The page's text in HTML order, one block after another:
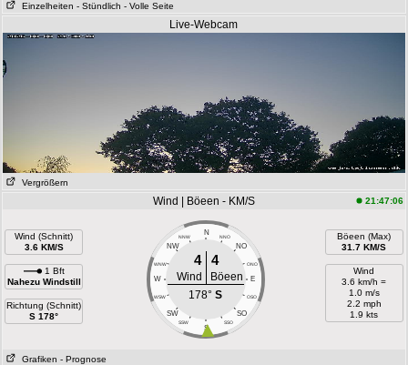
Einzelheiten - Stündlich - Volle Seite
Live-Webcam
Vergrößern
Wind | Böeen - KM/S 21:47:06
Wind (Schnitt)
3.6 KM/S
1 Bft
Nahezu Windstill
Richtung (Schnitt)
S 178°
N
NNW NNO
NW NO
WNW ONO
W E
WSW OSO
SW SO
SSW SSO
S
4 4
Wind
Böeen
178°S
Böeen (Max)
31.7 KM/S
Wind
3.6 km/h =
1.0 m/s
2.2 mph
1.9 kts
Grafiken - Prognose